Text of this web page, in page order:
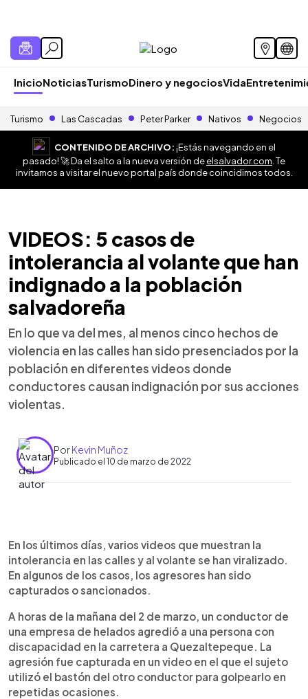
InicioNoticiasTurismoDinero y negociosVida
Turismo Las Cascadas Peter Parker Nativos Negocios
CONTENIDO DE ARCHIVO:¡Estás navegando en el
pasado! 🚀 Da el salto a la nueva versión deelsalvador.com . Te
invitamos a visitar el nuevo portal país donde coincidimos todos.
VIDEOS: 5 casos de
intolerancia al volante que han
indignado a la población
salvadoreña
En lo que va del mes, al menos cinco hechos de
violencia en las calles han sido presenciados por la
población en diferentes videos donde
conductores causan indignación por sus acciones
violentas.
PorKevin Muñoz
Publicado el 10 de marzo de 2022
► Escuchar artículo
En los últimos días, varios videos que muestran la
intolerancia en las calles y al volante se han viralizado.
En algunos de los casos, los agresores han sido
capturados o sancionados.
A horas de la mañana del 2 de marzo, un conductor de
una empresa de helados agredió a una persona con
discapacidad en la carretera a Quezaltepeque. La
agresión fue capturada en un video en el que el sujeto
utilizó el bastón del otro conductor para golpearlo en
repetidas ocasiones.